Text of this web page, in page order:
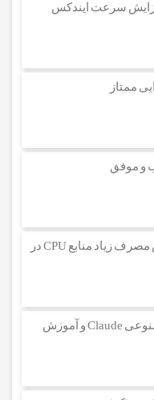
سرعت ایندکس
بررسی مشکل وکاهش مصرف زیاد منابع CPU در
معرفی جامع هوش مصنوعی Claude و آموزش